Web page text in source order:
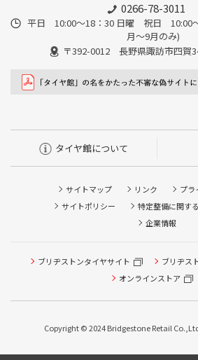
0266-78-3011
平日 10:00〜18：30 日曜 祝日 10:00
月〜9月のみ)
〒392-0012 長野県諏訪市四賀
タイヤ館について
サイトマップ リンク
プラ
サイトポリシー
特定整備に関す
企業情報
ブリヂストンタイヤサイト
ブリヂス
オンラインストア
Copyright © 2024 Bridgestone Retail
クローク契約会員専用タイヤ履き替